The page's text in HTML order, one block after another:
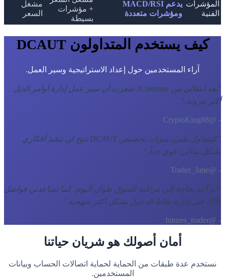
المؤشرات
الفنية
يدعم MACD/RSI
ومؤشرات متعددة
+ مؤشرات
بسيطة
مشغل
السعر
كيف يستخدم المتداولون DCAUT
آراء المستخدمين حول إعداد الاستراتيجية وسير العمل.
"
بعد انتقالي من 3Commas شعرت أن سير عمل إدارة أوامر الذيل
أكثر مرونة."
- @CryptoKing88
"
كمتداول تقني، ميزات تخصيص DCAUT تتيح لي تنفيذ أفكاري
بشكل مثالي. قوي جداً."
- @Trader_Jane
"لم أعد بحاجة إلى مراقبة السوق طوال اليوم، كما تساعدني فواصل
ATR على إدارة نقاط الدخول بشكل أكثر منهجية.
"
- @futures_trader
أمان أصولك هو شريان حياتنا
نستخدم عدة طبقات من الحماية لحماية اتصالات الحساب وبيانات
المستخدمين.